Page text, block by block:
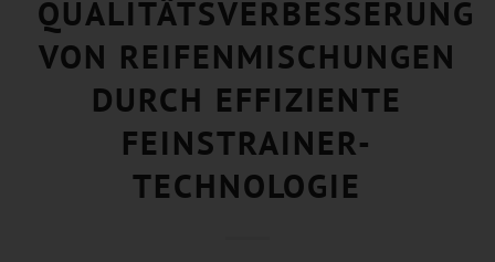
QUALITÄTSVERBESSERUNG
VON REIFENMISCHUNGEN
DURCH EFFIZIENTE
FEINSTRAINER-
TECHNOLOGIE